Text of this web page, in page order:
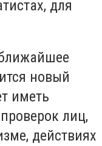
для
новый
иметь
лиц,
действиях